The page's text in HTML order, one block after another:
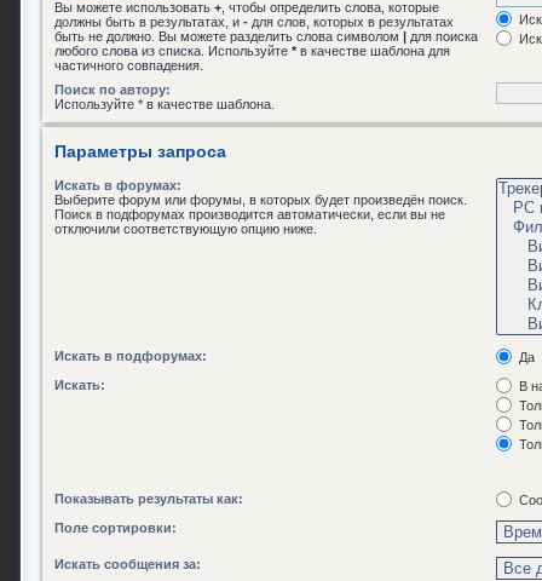
Вы можете использовать + , чтобы определить слова, которые
должны быть в результатах, и - для слов, которых в результатах
быть не должно. Вы можете разделить слова символом | для поиска
любого слова из списка. Используйте * в качестве шаблона для
частичного совпадения.
Поиск по автору:
Используйте * в качестве шаблона.
Параметры запроса
Искать в форумах:
Выберите форум или форумы, в которых будет произведён поиск.
Поиск в подфорумах производится автоматически, если вы не
отключили соответствующую опцию ниже.
Искать в подфорумах:
Да
Искать:
В
Показывать результаты как:
Поле сортировки:
Искать сообщения за: